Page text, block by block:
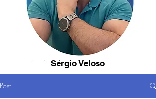
Sérgio Veloso
Post